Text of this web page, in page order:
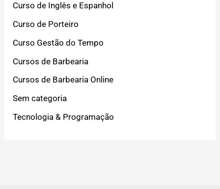
Curso de Inglês e Espanhol
Curso de Porteiro
Curso Gestão do Tempo
Cursos de Barbearia
Cursos de Barbearia Online
Sem categoria
Tecnologia & Programação